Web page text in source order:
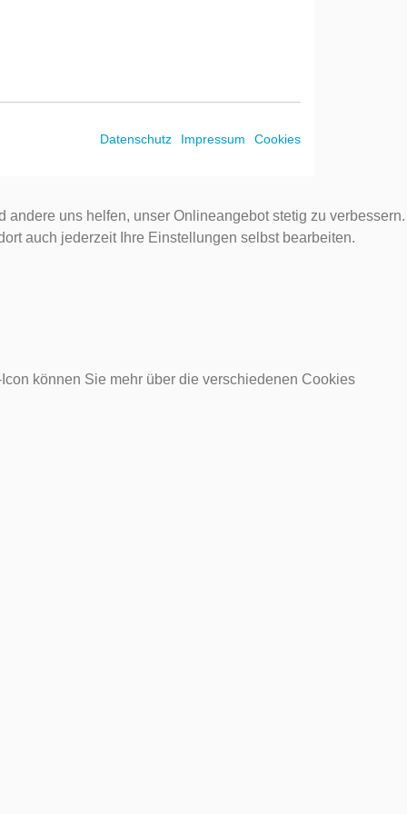
Datenschutz Impressum Cookies
uns helfen, unser Onlineangebot stetig zu verbessern.
auch jederzeit Ihre Einstellungen selbst bearbeiten.
können Sie mehr über die verschiedenen Cookies